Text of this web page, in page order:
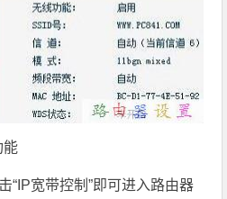
能
“IP宽带控制”即可进入路由器